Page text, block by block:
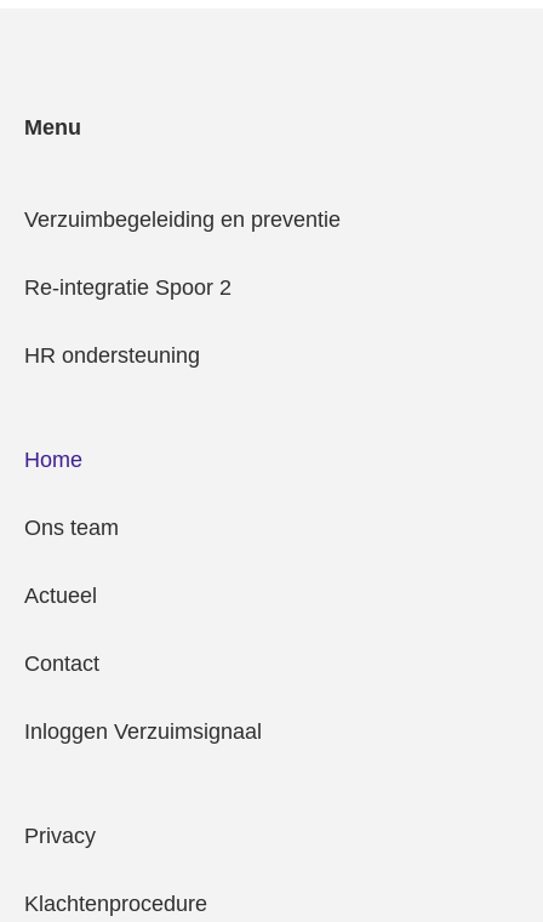
Menu
Verzuimbegeleiding en preventie
Re-integratie Spoor 2
HR ondersteuning
Home
Ons team
Actueel
Contact
Inloggen Verzuimsignaal
Privacy
Klachtenprocedure